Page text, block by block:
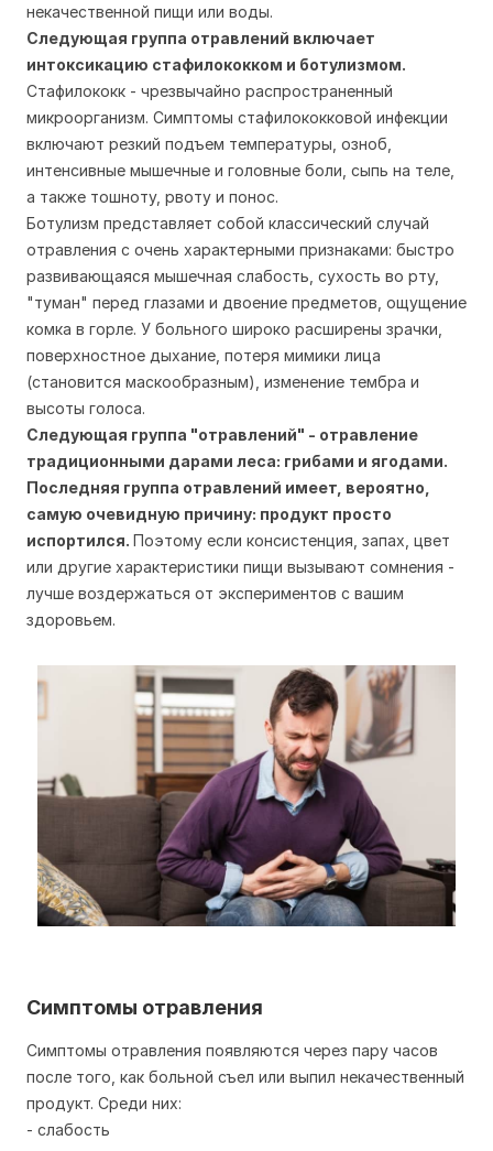
некачественной пищи или воды.
Следующая группа отравлений включает
интоксикацию стафилококком и ботулизмом.
Стафилококк - чрезвычайно распространенный
микроорганизм. Симптомы стафилококковой инфекции
включают резкий подъем температуры, озноб,
интенсивные мышечные и головные боли, сыпь на теле,
а также тошноту, рвоту и понос.
Ботулизм представляет собой классический случай
отравления с очень характерными признаками: быстро
развивающаяся мышечная слабость, сухость во рту,
"туман" перед глазами и двоение предметов, ощущение
комка в горле. У больного широко расширены зрачки,
поверхностное дыхание, потеря мимики лица
(становится маскообразным), изменение тембра и
высоты голоса.
Следующая группа "отравлений" - отравление
традиционными дарами леса: грибами и ягодами.
Последняя группа отравлений имеет, вероятно,
самую очевидную причину: продукт просто
испортился. Поэтому если консистенция, запах, цвет
или другие характеристики пищи вызывают сомнения -
лучше воздержаться от экспериментов с вашим
здоровьем.
Симптомы отравления
Симптомы отравления появляются через пару часов
после того, как больной съел или выпил некачественный
продукт. Среди них:
- слабость